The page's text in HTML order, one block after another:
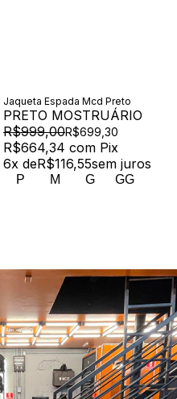
Jaqueta Espada Mcd Preto
PRETO MOSTRUÁRIO
R$999,00R$699,30
R$664,34 com Pix
6x deR$116,55sem juros
P M G GG